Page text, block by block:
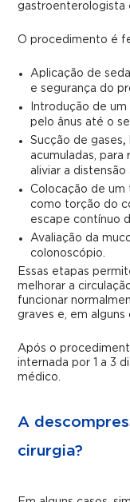
gastroenterologista
O procedimento é
Aplicação de
e segurança do
Introdução de
pelo ânus até o
Sucção de gases,
acumuladas,
aliviar a distensão
Colocação de
como torção do
escape contínuo
Avaliação da
colonoscópio.
Essas etapas
melhorar a
funcionar
graves e, em alguns
Após o
internada por 1 a 3
médico.
A
cirurgia?